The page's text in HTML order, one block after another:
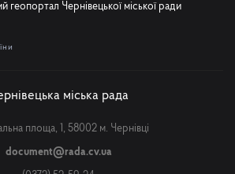
геопортал Чернівецької міської ради
міська рада
площа, 1, 58002 м. Чернівці
document@rada.cv.ua